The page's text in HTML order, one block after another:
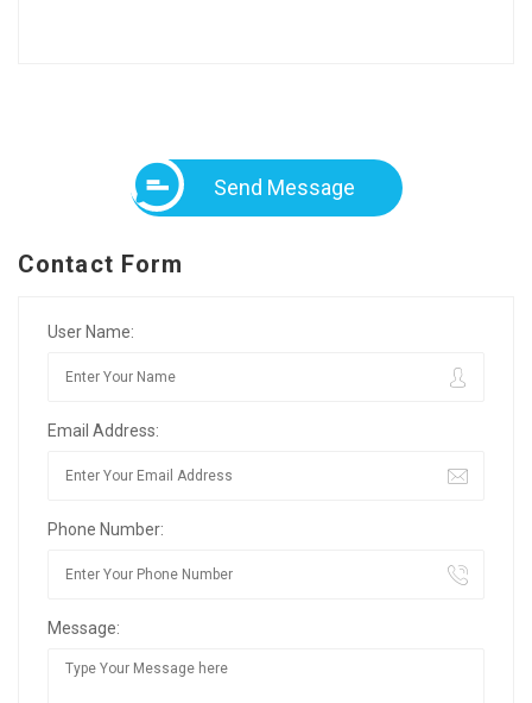
Send Message
Contact Form
User Name:
Email Address:
Phone Number:
Message: